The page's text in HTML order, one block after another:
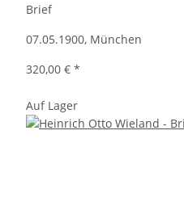
Brief
07.05.1900, München
320,00 € *
Auf Lager